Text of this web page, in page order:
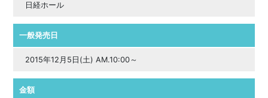
日経ホール
一般発売日
2015年12月5日(土) AM.10:00～
金額